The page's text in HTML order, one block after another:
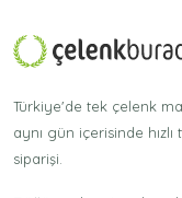
Türkiye'de tek çelenk
aynı gün içerisinde
siparişi.